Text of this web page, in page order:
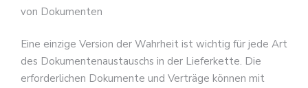
von Dokumenten
Eine einzige Version der Wahrheit ist wichtig für jede Art
des Dokumentenaustauschs in der Lieferkette. Die
erforderlichen Dokumente und Verträge können mit